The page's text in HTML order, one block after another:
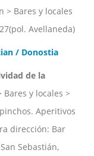
> Bares y locales
Avellaneda)
/ Donostia
de la
y locales >
Aperitivos
dirección: Bar
Sebastián,